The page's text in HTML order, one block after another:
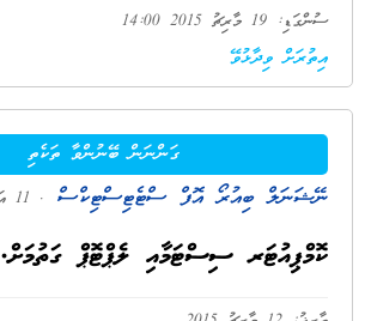
ސުންގަޑި: 19 މާރިޗު 2015 14:00
އިތުރަށް ވިދާޅުވޭ
ގަންނަން ބޭނުންވާ ތަކެތި
ނޭޝަނަލް ބިއުރޯ އޮފް ސްޓެޓިސްޓިކްސް . 11 އަހަރު ކުރިން
ކޮމްޕިއުޓަރ ސިސްޓަމާއި ލެޕްޓޮޕް ގަތުމަށް.